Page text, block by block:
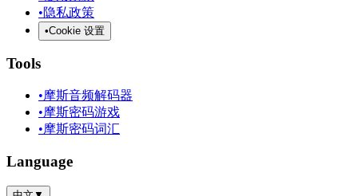
•隐私政策
•Cookie 设置
Tools
•摩斯音频解码器
•摩斯密码游戏
•摩斯密码词汇
Language